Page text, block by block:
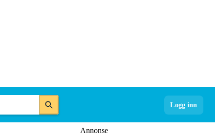
Logg inn
Annonse